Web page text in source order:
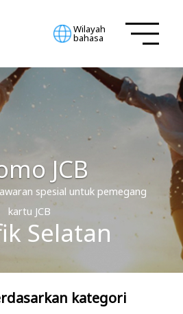
Wilayah
bahasa
JCB
spesial untuk pemegang
kartu JCB
Selatan
kategori